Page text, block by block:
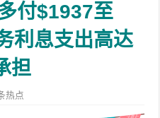
付$1937至
利息支出高达
担
热点